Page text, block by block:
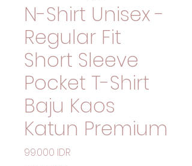
N-Shirt Unisex -
Regular Fit
Short Sleeve
Pocket T-Shirt
Baju Kaos
Katun Premium
99.000 IDR